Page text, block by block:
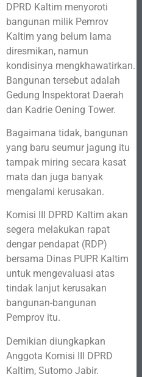
DPRD Kaltim menyoroti
bangunan milik Pemrov
Kaltim yang belum lama
diresmikan, namun
kondisinya mengkhawatirkan.
Bangunan tersebut adalah
Gedung Inspektorat Daerah
dan Kadrie Oening Tower.
Bagaimana tidak, bangunan
yang baru seumur jagung itu
tampak miring secara kasat
mata dan juga banyak
mengalami kerusakan.
Komisi III DPRD Kaltim akan
segera melakukan rapat
dengar pendapat (RDP)
bersama Dinas PUPR Kaltim
untuk mengevaluasi atas
tindak lanjut kerusakan
bangunan-bangunan
Pemprov itu.
Demikian diungkapkan
Anggota Komisi III DPRD
Kaltim, Sutomo Jabir.